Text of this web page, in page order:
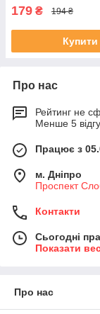
179 ₴ 194 ₴
Купити
Про нас
Рейтинг не
Менше 5
Працює з
м. Дніпро
Проспект
Контакти
Сьогодні
Показати
Про нас